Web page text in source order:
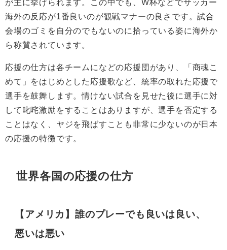
が主に挙げられます。この中でも、W杯などでサッカー
海外の反応が1番良いのが観戦マナーの良さです。試合
会場のゴミを自分のでもないのに拾っている姿に海外か
ら称賛されています。
応援の仕方は各チームになどの応援団があり、「商魂こ
めて 」をはじめとした応援歌など、統率の取れた応援で
選手を鼓舞します。情けない試合を見せた後に選手に対
して叱咤激励をすることはありますが、選手を否定する
ことはなく、ヤジを飛ばすことも非常に少ないのが日本
の応援の特徴です。
世界各国の応援の仕方
【アメリカ】誰のプレーでも良いは良い、
悪いは悪い